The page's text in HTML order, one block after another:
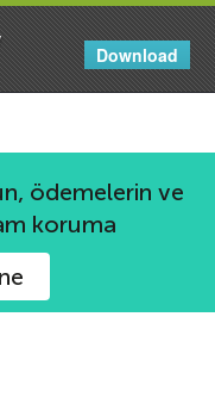
Download
Blogu
ödemelerin ve
koruma